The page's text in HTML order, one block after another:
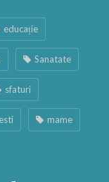
educație
Sanatate
sfaturi
mame